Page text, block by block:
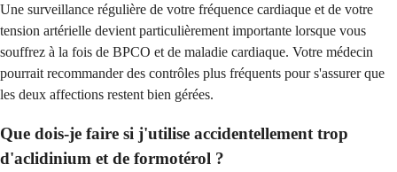
Une surveillance régulière de votre fréquence cardiaque et de votre
tension artérielle devient particulièrement importante lorsque vous
souffrez à la fois de BPCO et de maladie cardiaque. Votre médecin
pourrait recommander des contrôles plus fréquents pour s'assurer que
les deux affections restent bien gérées.
Que dois-je faire si j'utilise accidentellement trop
d'aclidinium et de formotérol ?